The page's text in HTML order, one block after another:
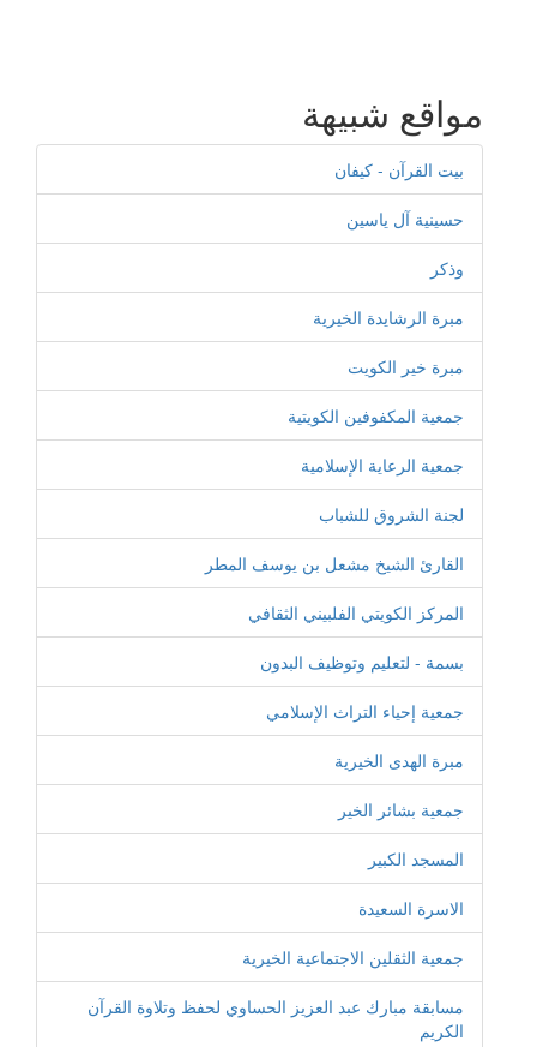
مواقع شبيهة
بيت القرآن - كيفان
حسينية آل ياسين
وذكر
مبرة الرشايدة الخيرية
مبرة خير الكويت
جمعية المكفوفين الكويتية
جمعية الرعاية الإسلامية
لجنة الشروق للشباب
القارئ الشيخ مشعل بن يوسف المطر
المركز الكويتي الفلبيني الثقافي
بسمة - لتعليم وتوظيف البدون
جمعية إحياء التراث الإسلامي
مبرة الهدى الخيرية
جمعية بشائر الخير
المسجد الكبير
الاسرة السعيدة
جمعية الثقلين الاجتماعية الخيرية
مسابقة مبارك عبد العزيز الحساوي لحفظ وتلاوة القرآن
الكريم